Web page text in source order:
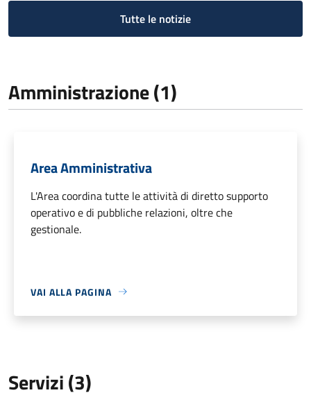
Tutte le notizie
Amministrazione (1)
Area Amministrativa
L'Area coordina tutte le attività di diretto supporto
operativo e di pubbliche relazioni, oltre che
gestionale.
VAI ALLA PAGINA
Servizi (3)